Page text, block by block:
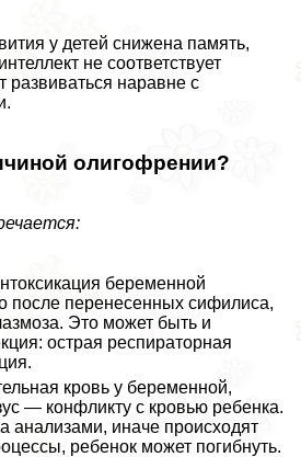
у детей снижена память,
не соответствует
развиваться наравне с
олигофрении?
беременной
после перенесенных сифилиса,
Это может быть и
острая респираторная
кровь у беременной,
— конфликту с кровью ребенка.
анализами, иначе происходят
ребенок может погибнуть.